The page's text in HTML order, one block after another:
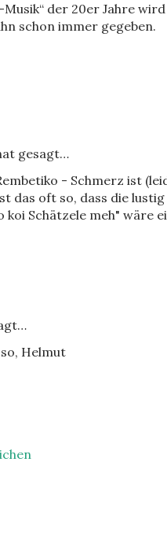
Musik“ der 20er Jahre
schon immer gegeben.
gesagt…
- Schmerz ist
das oft so, dass die
koi Schätzele meh" wäre
Helmut